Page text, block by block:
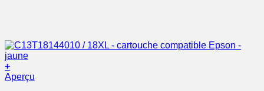
+
Aperçu